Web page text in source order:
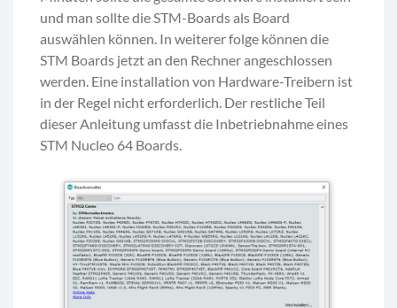
und man sollte die STM-Boards als Board
auswählen können. In weiterer folge können die
STM Boards jetzt an den Rechner angeschlossen
werden. Eine installation von Hardware-Treibern ist
in der Regel nicht erforderlich. Der restliche Teil
dieser Anleitung umfasst die Inbetriebnahme eines
STM Nucleo 64 Boards.